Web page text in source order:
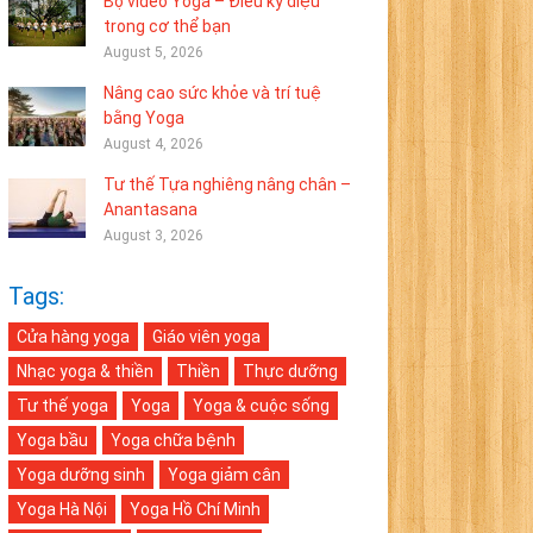
trong cơ thể bạn
August 5, 2026
Nâng cao sức khỏe và trí tuệ
bằng Yoga
August 4, 2026
Tư thế Tựa nghiêng nâng chân –
Anantasana
August 3, 2026
Tags:
Cửa hàng yoga
Giáo viên yoga
Nhạc yoga & thiền
Thiền
Thực dưỡng
Tư thế yoga
Yoga
Yoga & cuộc sống
Yoga bầu
Yoga chữa bệnh
Yoga dưỡng sinh
Yoga giảm cân
Yoga Hà Nội
Yoga Hồ Chí Minh